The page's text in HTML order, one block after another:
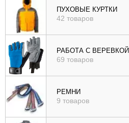
ПУХОВЫЕ КУРТКИ
42 товаров
РАБОТА С ВЕРЕВКОЙ
69 товаров
РЕМНИ
9 товаров